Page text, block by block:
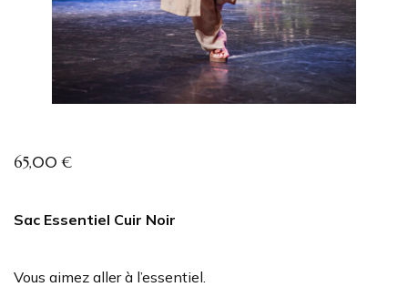
65,00€
Sac Essentiel Cuir Noir
Vous aimez aller à l’essentiel.